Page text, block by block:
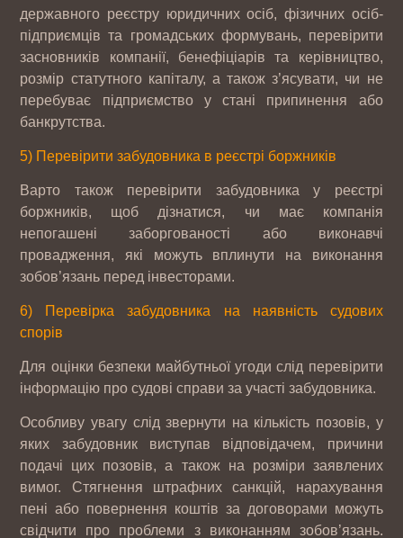
державного реєстру юридичних осіб, фізичних осіб-
підприємців та громадських формувань, перевірити
засновників компанії, бенефіціарів та керівництво,
розмір статутного капіталу, а також з’ясувати, чи не
перебуває підприємство у стані припинення або
банкрутства.
5) Перевірити забудовника в реєстрі боржників
Варто також перевірити забудовника у реєстрі
боржників, щоб дізнатися, чи має компанія
непогашені заборгованості або виконавчі
провадження, які можуть вплинути на виконання
зобов’язань перед інвесторами.
6) Перевірка забудовника на наявність судових
спорів
Для оцінки безпеки майбутньої угоди слід перевірити
інформацію про судові справи за участі забудовника.
Особливу увагу слід звернути на кількість позовів, у
яких забудовник виступав відповідачем, причини
подачі цих позовів, а також на розміри заявлених
вимог. Стягнення штрафних санкцій, нарахування
пені або повернення коштів за договорами можуть
свідчити про проблеми з виконанням зобов’язань.